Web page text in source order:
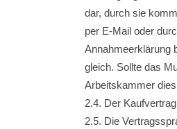
dar, durch sie
per E-Mail oder
Annahmeerklärung
gleich. Sollte das
Arbeitskammer
2.4. Der
2.5. Die